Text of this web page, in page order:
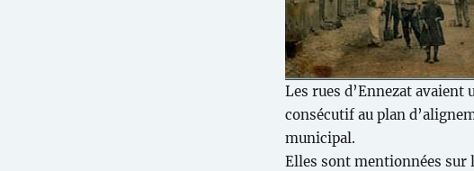
Les rues d’Ennezat avaient
consécutif au plan
municipal.
Elles sont mentionnées sur